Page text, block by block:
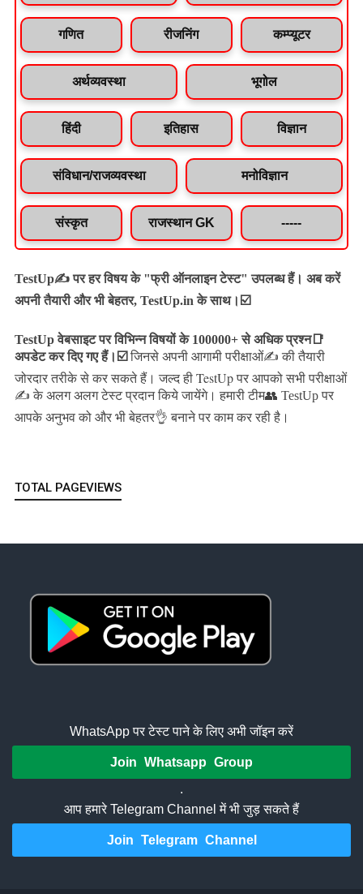
गणित रीजनिंग कम्प्यूटर
अर्थव्यवस्था भूगोल
हिंदी इतिहास विज्ञान
संविधान/राजव्यवस्था मनोविज्ञान
संस्कृत राजस्थान GK -----
TestUp✍️ पर हर विषय के "फ्री ऑनलाइन टेस्ट" उपलब्ध हैं। अब करें
अपनी तैयारी और भी बेहतर, TestUp.in के साथ।☑️
TestUp वेबसाइट पर विभिन्न विषयों के 100000+ से अधिक प्रश्न📑
अपडेट कर दिए गए हैं। ☑️ जिनसे अपनी आगामी परीक्षाओं✍️ की तैयारी
जोरदार तरीके से कर सकते हैं।जल्द ही TestUp पर आपको सभी परीक्षाओं
✍️ के अलग अलग टेस्ट प्रदान किये जायेंगे। हमारी टीम👥 TestUp पर
आपके अनुभव को और भी बेहतर👌 बनाने पर काम कर रही है।
TOTAL PAGEVIEWS
WhatsApp पर टेस्ट पाने के लिए अभी जॉइन करें
Join Whatsapp Group
.
आप हमारे Telegram Channel में भी जुड़ सकते हैं
Join Telegram Channel